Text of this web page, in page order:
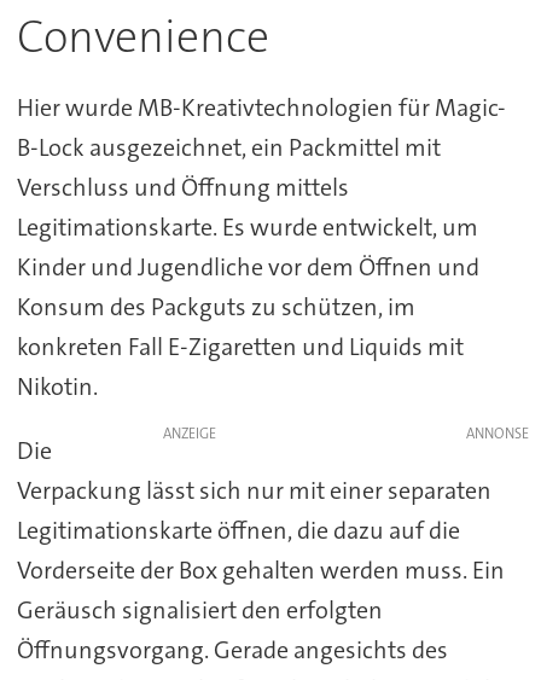
Convenience
Hier wurde MB-Kreativtechnologien für Magic-
B-Lock ausgezeichnet, ein Packmittel mit
Verschluss und Öffnung mittels
Legitimationskarte. Es wurde entwickelt, um
Kinder und Jugendliche vor dem Öffnen und
Konsum des Packguts zu schützen, im
konkreten Fall E-Zigaretten und Liquids mit
Nikotin.
ANZEIGE
Die
Verpackung lässt sich nur mit einer separaten
Legitimationskarte öffnen, die dazu auf die
Vorderseite der Box gehalten werden muss. Ein
Geräusch signalisiert den erfolgten
Öffnungsvorgang. Gerade angesichts des